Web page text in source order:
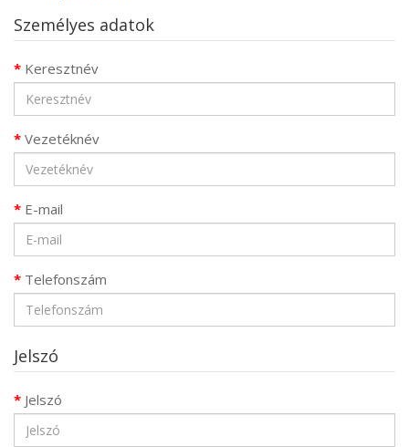
Személyes adatok
Keresztnév
Vezetéknév
E-mail
Telefonszám
Jelszó
Jelszó